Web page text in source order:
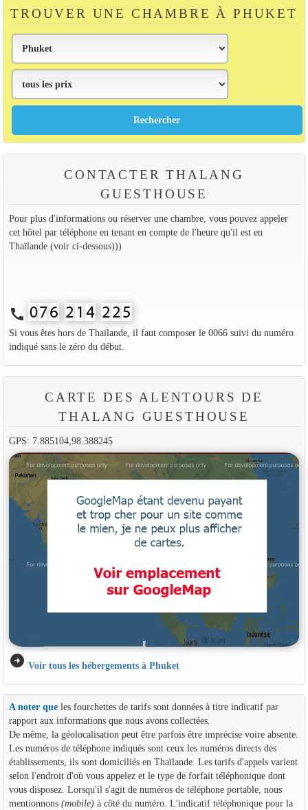
TROUVER UNE CHAMBRE À PHUKET
CONTACTER THALANG
GUESTHOUSE
Pour plus d'informations ou réserver une chambre, vous pouvez appeler
cet hôtel par téléphone en tenant en compte de l'heure qu'il est en
Thaïlande (voir ci-dessous)))
call
Si vous êtes hors de Thaïlande, il faut composer le 0066 suivi du numéro
indiqué sans le zéro du début.
CARTE DES ALENTOURS DE
THALANG GUESTHOUSE
GPS: 7.885104,98.388245
arrow_circle_right Voir tous les hébergements à Phuket
A noter queles fourchettes de tarifs sont données à titre indicatif par
rapport aux informations que nous avons collectées.
De même, la géolocalisation peut être parfois être imprécise voire absente.
Les numéros de téléphone indiqués sont ceux les numéros directs des
établissements, ils sont domiciliés en Thaïlande. Les tarifs d'appels varient
selon l'endroit d'où vous appelez et le type de forfait téléphonique dont
vous disposez. Lorsqu'il s'agit de numéros de téléphone portable, nous
mentionnons (mobile)à côté du numéro. L'indicatif téléphonique pour la